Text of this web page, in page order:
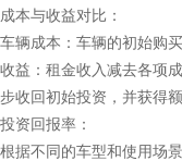
成本与收益对比：
车辆成本：车辆的初始购
收益：租金收入减去各项
步收回初始投资，并获得额
投资回报率：
根据不同的车型和使用场